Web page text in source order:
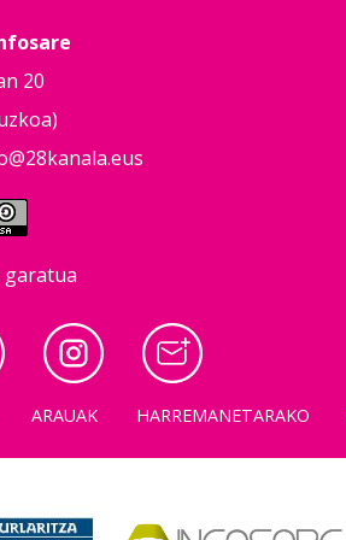
20
garatua
ARAUAK HARREMANETARAKO